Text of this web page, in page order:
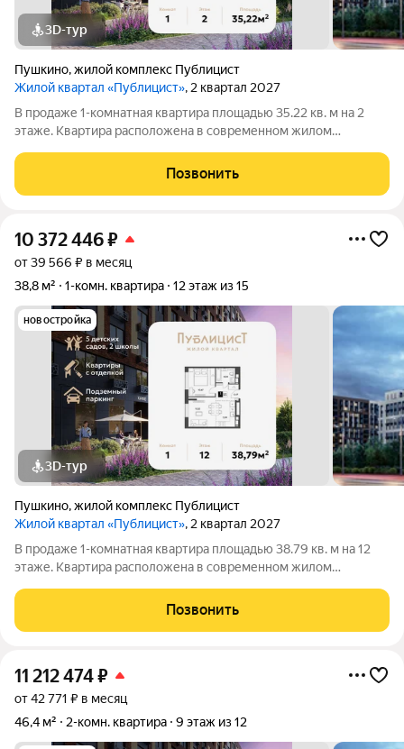
3D-тур
Пушкино,жилой комплекс Публицист
Жилой квартал «Публицист», 2 квартал 2027
В продаже 1-комнатная квартира площадью 35.22 кв. м на 2
этаже. Квартира расположена в современном жилом
комнатная квартира площадью 62.46 кв. м на 10 этаже.
Квартира расположена в современном
Позвонить
10 372 446₽
от 39 566 ₽ в месяц
38,8 м²
1-комн. квартира 12 этаж из 15
новостройка
3D-тур
Пушкино,жилой комплекс Публицист
Жилой квартал «Публицист», 2 квартал 2027
В продаже 1-комнатная квартира площадью 38.79 кв. м на 12
этаже. Квартира расположена в современном жилом
комнатная квартира площадью 62.46 кв. м на 10 этаже.
Квартира расположена в современном
Позвонить
11 212 474₽
от 42 771 ₽ в месяц
46,4 м²
2-комн. квартира 9 этаж из 12